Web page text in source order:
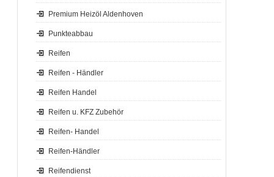
Premium Heizöl Aldenhoven
Punkteabbau
Reifen
Reifen - Händler
Reifen Handel
Reifen u. KFZ Zubehör
Reifen- Handel
Reifen-Händler
Reifendienst